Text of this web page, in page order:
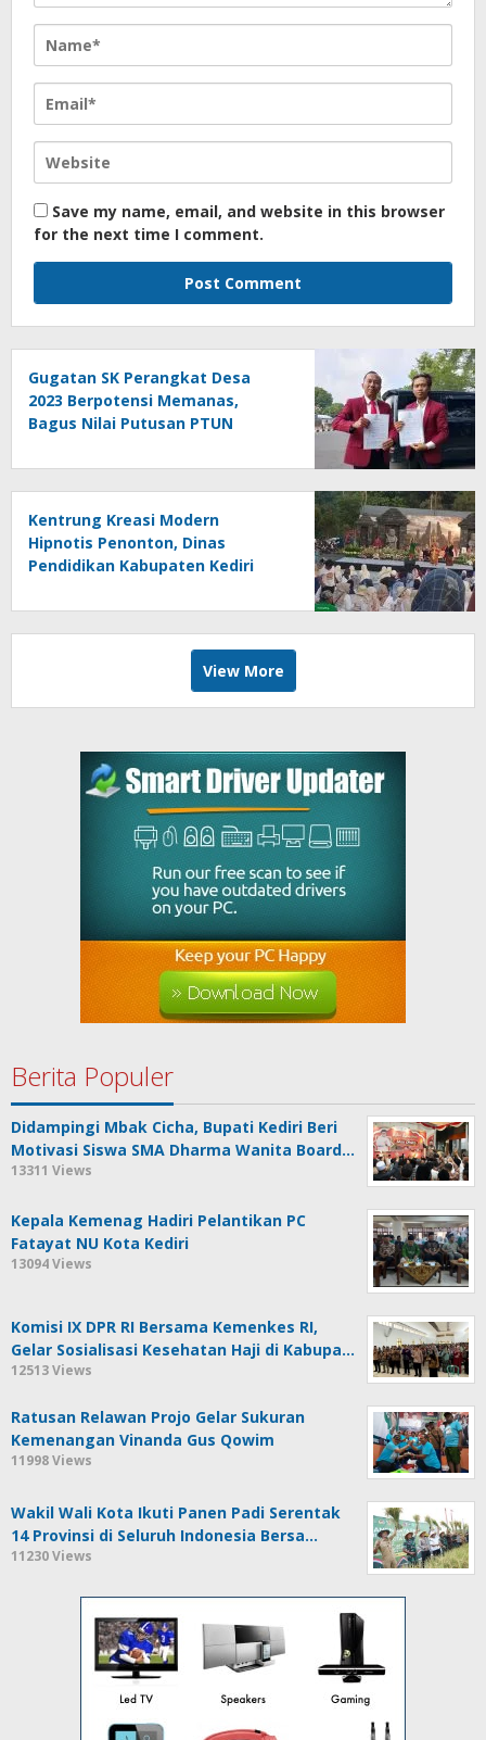
Save my name, email, and website in this browser
for the next time I comment.
Gugatan SK Perangkat Desa
2023 Berpotensi Memanas,
Bagus Nilai Putusan PTUN
Kentrung Kreasi Modern
Hipnotis Penonton, Dinas
Pendidikan Kabupaten Kediri
View More
Berita Populer
Didampingi Mbak Cicha, Bupati Kediri Beri
Motivasi Siswa SMA Dharma Wanita Board…
13311 Views
Kepala Kemenag Hadiri Pelantikan PC
Fatayat NU Kota Kediri
13094 Views
Komisi IX DPR RI Bersama Kemenkes RI,
Gelar Sosialisasi Kesehatan Haji di Kabupa…
12513 Views
Ratusan Relawan Projo Gelar Sukuran
Kemenangan Vinanda Gus Qowim
11998 Views
Wakil Wali Kota Ikuti Panen Padi Serentak
14 Provinsi di Seluruh Indonesia Bersa…
11230 Views